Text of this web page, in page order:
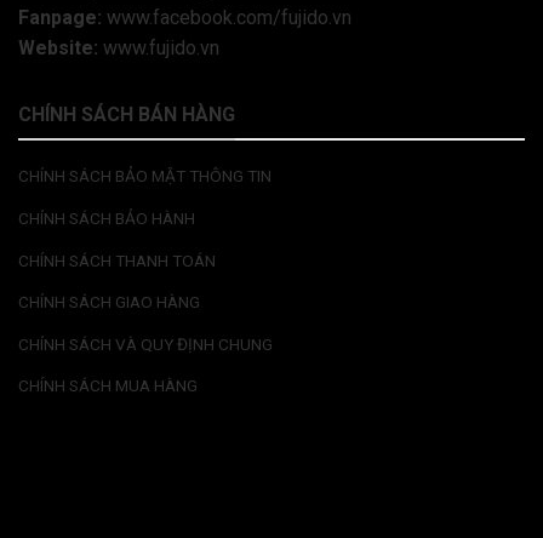
Fanpage: www.facebook.com/fujido.vn
Website: www.fujido.vn
CHÍNH SÁCH BÁN HÀNG
CHÍNH SÁCH BẢO MẬT THÔNG TIN
CHÍNH SÁCH BẢO HÀNH
CHÍNH SÁCH THANH TOÁN
CHÍNH SÁCH GIAO HÀNG
CHÍNH SÁCH VÀ QUY ĐỊNH CHUNG
CHÍNH SÁCH MUA HÀNG